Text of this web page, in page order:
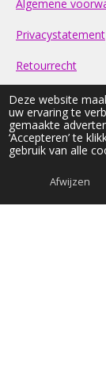
Deze website
uw ervaring te
gemaakte
‘Accepteren’ te
gebruik van alle
Afwijzen
Algemene
Privacystatement
Retourrecht
Contact
FAQ
© 2026 light-nd-
Alle prijzen op
E-mailadres